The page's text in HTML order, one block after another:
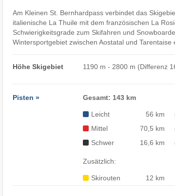
Am Kleinen St. Bernhardpass verbindet das
italienische La Thuile mit dem französischen La
Schwierigkeitsgrade zum Skifahren und
Wintersportgebiet zwischen Aostatal und Tarentaise
Höhe Skigebiet 1190 m - 2800 m (Differenz
Pisten » Gesamt: 143 km
Leicht 56 km
Mittel
70,5 km
Schwer
16,6 km
Zusätzlich:
Skirouten 12 km